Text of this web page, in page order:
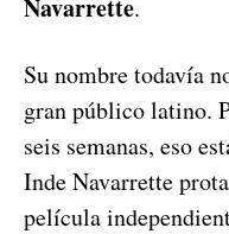
Navarrette.
Su nombre todavía
gran público latino.
seis semanas, eso
Inde Navarrette
película